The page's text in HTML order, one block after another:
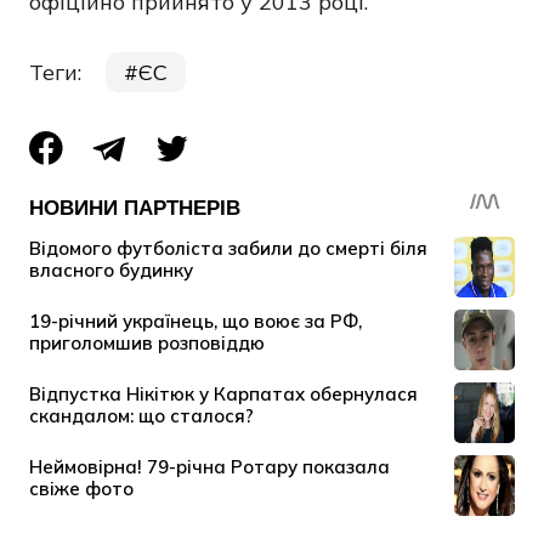
Теги: ЄС